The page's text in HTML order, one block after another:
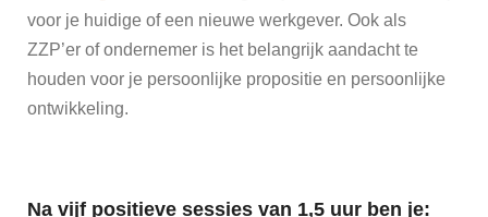
voor je huidige of een nieuwe werkgever. Ook als
ZZP’er of ondernemer is het belangrijk aandacht te
houden voor je persoonlijke propositie en persoonlijke
ontwikkeling.
Na vijf positieve sessies van 1,5 uur ben je: